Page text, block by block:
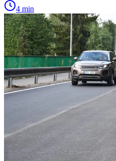
4 min